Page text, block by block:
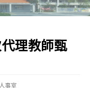
理教師甄
事室